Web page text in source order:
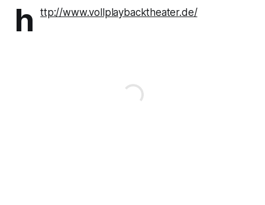
h ttp://www.vollplaybacktheater.de/